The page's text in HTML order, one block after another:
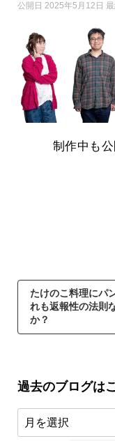
公開日 2025年5月12日
制作中も
たけのこ料理にパ
れも返報性の法則
か？
過去のブログは